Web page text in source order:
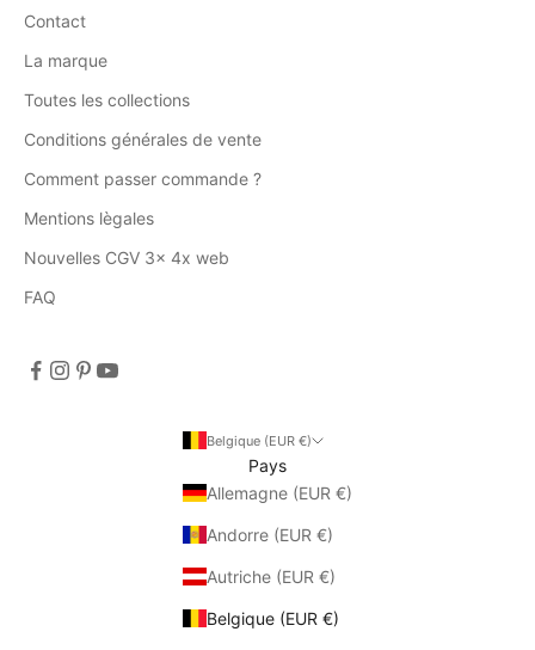
Contact
La marque
Toutes les collections
Conditions générales de vente
Comment passer commande ?
Mentions lègales
Nouvelles CGV 3x 4x web
FAQ
Belgique (EUR €)
Pays
Allemagne (EUR €)
Andorre (EUR €)
Autriche (EUR €)
Belgique (EUR €)